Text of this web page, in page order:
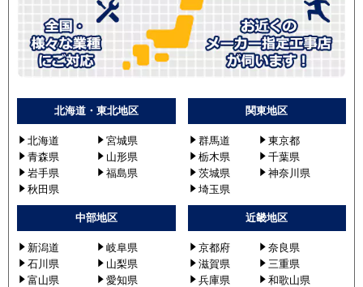
北海道・東北地区
北海道
宮城県
青森県
山形県
岩手県
福島県
秋田県
関東地区
群馬道
東京都
栃木県
千葉県
茨城県
神奈川県
埼玉県
中部地区
新潟道
岐阜県
石川県
山梨県
富山県
愛知県
近畿地区
京都府
奈良県
滋賀県
三重県
兵庫県
和歌山県